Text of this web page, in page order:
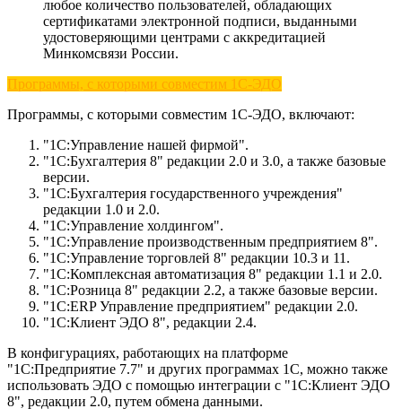
любое количество пользователей, обладающих
сертификатами электронной подписи, выданными
удостоверяющими центрами с аккредитацией
Минкомсвязи России.
Программы, с которыми совместим 1С-ЭДО
Программы, с которыми совместим 1С-ЭДО, включают:
"1С:Управление нашей фирмой".
"1С:Бухгалтерия 8" редакции 2.0 и 3.0, а также базовые
версии.
"1С:Бухгалтерия государственного учреждения"
редакции 1.0 и 2.0.
"1С:Управление холдингом".
"1С:Управление производственным предприятием 8".
"1С:Управление торговлей 8" редакции 10.3 и 11.
"1С:Комплексная автоматизация 8" редакции 1.1 и 2.0.
"1С:Розница 8" редакции 2.2, а также базовые версии.
"1С:ERP Управление предприятием" редакции 2.0.
"1С:Клиент ЭДО 8", редакции 2.4.
В конфигурациях, работающих на платформе
"1С:Предприятие 7.7" и других программах 1С, можно также
использовать ЭДО с помощью интеграции с "1С:Клиент ЭДО
8", редакции 2.0, путем обмена данными.